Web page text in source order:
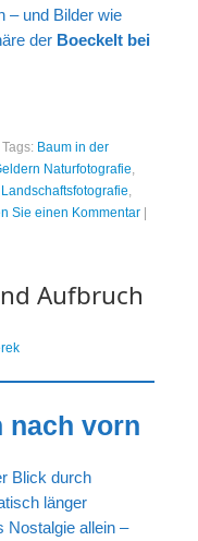
– und Bilder wie
der Boeckelt bei
Tags: Baum in der
Naturfotografie,
,
Sie einen Kommentar
Aufbruch
nach vorn
Blick durch
länger
Nostalgie allein –